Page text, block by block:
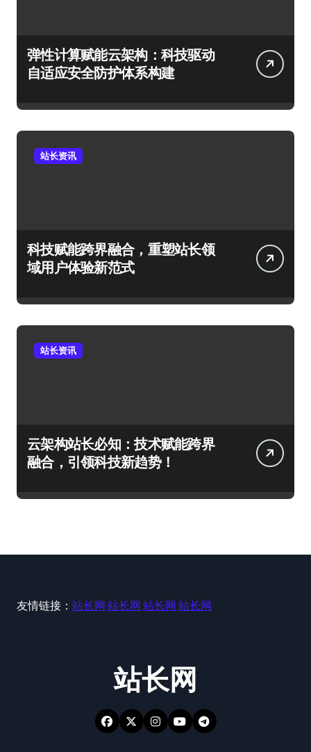
弹性计算赋能云架构：科技驱动
自适应安全防护体系构建
站长资讯
科技赋能跨界融合，重塑站长领
域用户体验新范式
站长资讯
云架构站长必知：技术赋能跨界
融合，引领科技新趋势！
友情链接： 站长网 站长网 站长网 站长网
站长网